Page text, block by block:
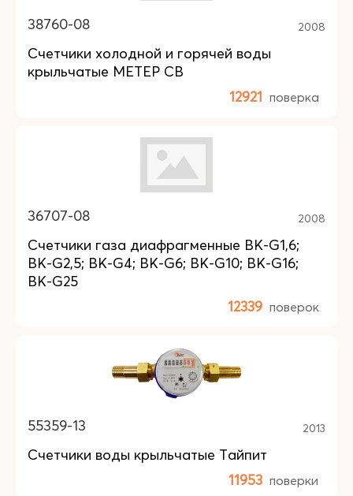
38760-08 2008
Счетчики холодной и горячей воды
крыльчатые МЕТЕР СВ
12921 поверка
36707-08 2008
Счетчики газа диафрагменные BK-G1,6;
BK-G2,5; BK-G4; BK-G6; BK-G10; BK-G16;
BK-G25
12339 поверок
55359-13 2013
Счетчики воды крыльчатые Тайпит
11953 поверки